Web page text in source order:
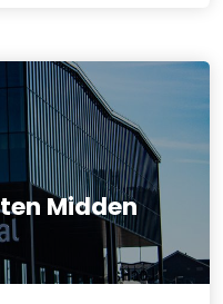
Midden